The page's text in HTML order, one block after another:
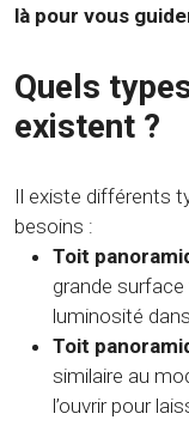
là pour vous
Quels
existent ?
Il existe différents
besoins :
Toit
grande
luminosité
Toit
similaire au
l’ouvrir pour